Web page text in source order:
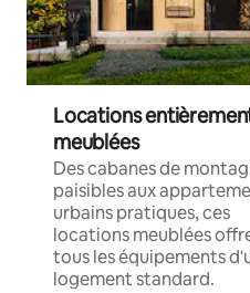
Locations
meublées
Des cabanes de
paisibles aux
urbains pratiques, ces
locations meublées
tous les équipements
logement standard.